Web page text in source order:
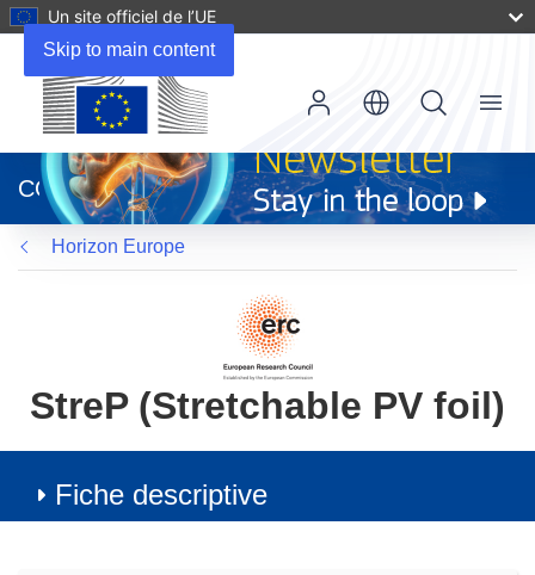
Skip to main content
Un site officiel de l’UE
dans
une
nouvelle
fenêtre)
CORDIS
Menu
Horizon Europe
StreP (Stretchable PV foil)
Fiche descriptive